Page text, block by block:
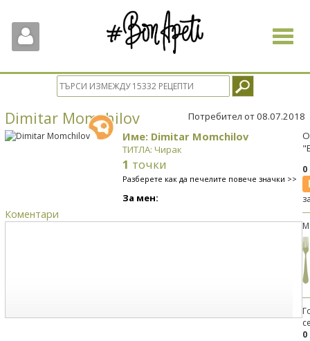
Toggle
Dimitar Momchilov Потребител от 08.07.2018
Име: Dimitar Momchilov
ТИТЛА: Чирак
1 точки
Разберете как да печелите повече значки >>
За мен:
Коментари
0